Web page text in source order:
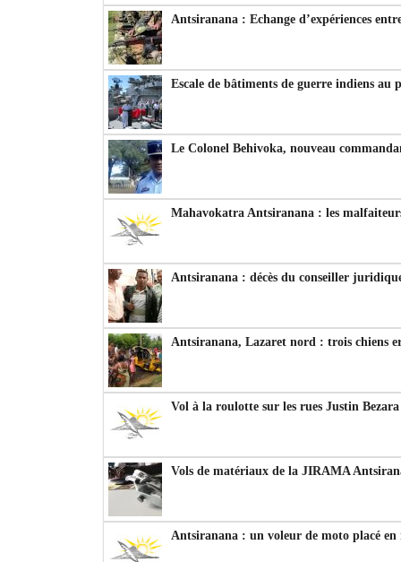
Antsiranana : Echange d’expériences
Escale de bâtiments de guerre indiens au
Le Colonel Behivoka, nouveau
Mahavokatra Antsiranana : les
Antsiranana : décès du conseiller
Antsiranana, Lazaret nord : trois chiens
Vol à la roulotte sur les rues Justin
Vols de matériaux de la JIRAMA
Antsiranana : un voleur de moto placé en